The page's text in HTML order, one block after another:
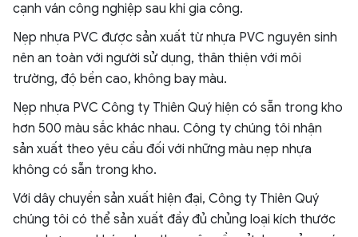
cạnh ván công nghiệp sau khi gia công.
Nẹp nhựa PVC được sản xuất từ nhựa PVC nguyên sinh
nên an toàn với người sử dụng, thân thiện với môi
trường, độ bền cao, không bay màu.
Nẹp nhựa PVC Công ty Thiên Quý hiện có sẵn trong kho
hơn 500 màu sắc khác nhau. Công ty chúng tôi nhận
sản xuất theo yêu cầu đối với những màu nẹp nhựa
không có sẵn trong kho.
Với dây chuyền sản xuất hiện đại, Công ty Thiên Quý
chúng tôi có thể sản xuất đầy đủ chủng loại kích thước